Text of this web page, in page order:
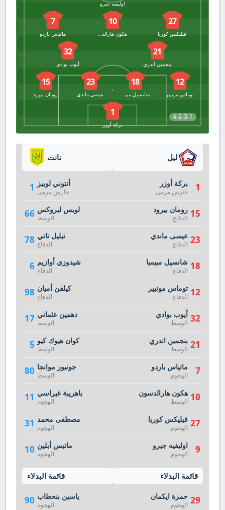
4-2-3-1
اوليفيه جيرو
27
فيليكس كوريا
10
هكون هارالدسون
7
ماتياس باردو
21
بنجمين اندري
32
أيوب بوادي
12
توماس مونيير
18
شانسيل مبيمبا
23
عيسى ماندي
15
رومان بيرود
1
بركة أوزر
نانت
1 أنتوني لوبيز
حارس مرمى
66 لويس ليروكس
الوسط
78 تيليل تاتي
الدفاع
6 شيدوزي أوازيم
الدفاع
98 كيلفن أميان
الدفاع
17 دهمين عثماني
الوسط
5 كوان هيوك كيو
الوسط
80 جونيور موانجا
الوسط
11 باهريبة غيراسي
الهجوم
31 مصطفى محمد
الهجوم
10 ماتيس أبلين
الهجوم
قائمة البدلاء
90 ياسين بنحطاب
الهجوم
ليل
1 بركة أوزر
حارس مرمى
15 رومان بيرود
الدفاع
23 عيسى ماندي
الدفاع
18 شانسيل مبيمبا
الدفاع
12 توماس مونيير
الدفاع
32 أيوب بوادي
الوسط
21 بنجمين اندري
الوسط
7 ماتياس باردو
الهجوم
10 هكون هارالدسون
الوسط
27 فيليكس كوريا
الهجوم
9 اوليفيه جيرو
الهجوم
قائمة البدلاء
29 حمزة ايكمان
الهجوم